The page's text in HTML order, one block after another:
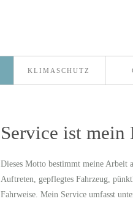
KLIMASCHUTZ
Service ist mein
Dieses Motto bestimmt meine Arbeit
Auftreten, gepflegtes Fahrzeug,
Fahrweise. Mein Service umfasst